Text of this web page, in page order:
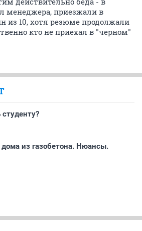
Рыжинка
г.Новосибирска. Что делать
где работы совсем нет.